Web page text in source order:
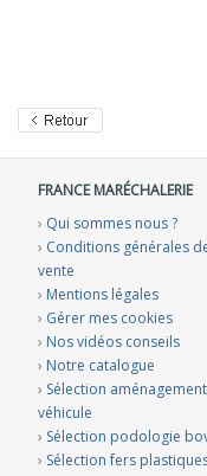
FRANCE MARÉCHALERIE
› Qui sommes nous ?
› Conditions générales
vente
› Mentions légales
› Gérer mes cookies
› Nos vidéos conseils
› Notre catalogue
› Sélection aménagement
véhicule
› Sélection podologie
› Sélection fers